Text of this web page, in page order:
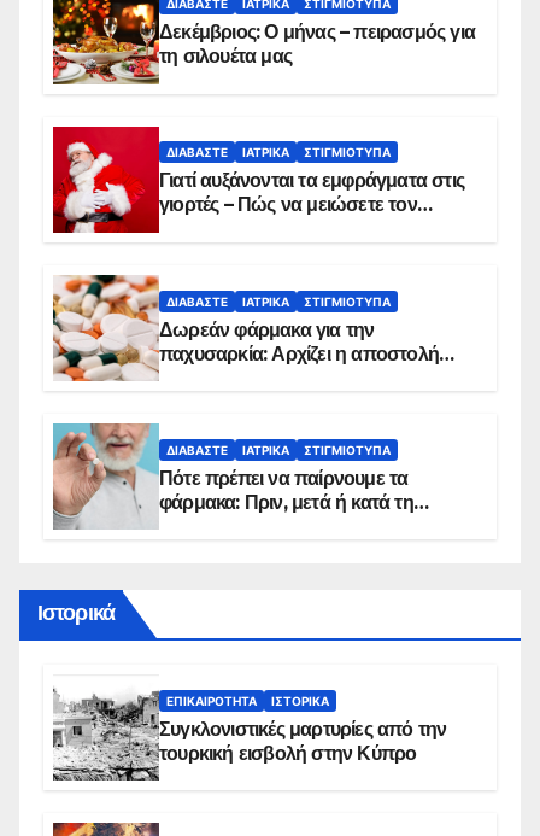
ΔΙΑΒΆΣΤΕ ΙΑΤΡΙΚΆ ΣΤΙΓΜΙΌΤΥΠΑ
Δεκέμβριος: Ο μήνας – πειρασμός για
τη σιλουέτα μας
ΔΙΑΒΆΣΤΕ ΙΑΤΡΙΚΆ ΣΤΙΓΜΙΌΤΥΠΑ
Γιατί αυξάνονται τα εμφράγματα στις
γιορτές – Πώς να μειώσετε τον
ΔΙΑΒΆΣΤΕ ΙΑΤΡΙΚΆ ΣΤΙΓΜΙΌΤΥΠΑ
Δωρεάν φάρμακα για την
παχυσαρκία: Αρχίζει η αποστολή
ΔΙΑΒΆΣΤΕ ΙΑΤΡΙΚΆ ΣΤΙΓΜΙΌΤΥΠΑ
Πότε πρέπει να παίρνουμε τα
φάρμακα: Πριν, μετά ή κατά τη
Ιστορικά
ΕΠΙΚΑΙΡΌΤΗΤΑ ΙΣΤΟΡΙΚΆ
Συγκλονιστικές μαρτυρίες από την
τουρκική εισβολή στην Κύπρο